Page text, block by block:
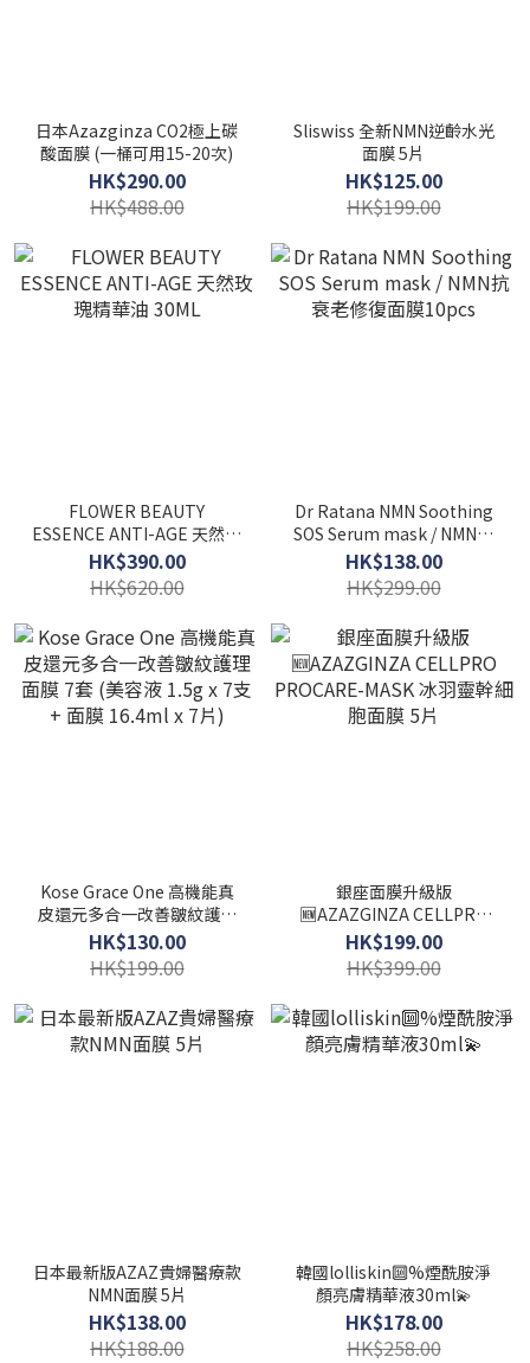
日本Azazginza CO2極上碳
酸面膜 (一桶可用15-20次)
HK$290.00
HK$488.00
Sliswiss 全新NMN逆齡水光
面膜 5片
HK$125.00
HK$199.00
FLOWER BEAUTY
ESSENCE ANTI-AGE 天然玫
瑰精華油 30ML
HK$390.00
HK$620.00
Dr Ratana NMN Soothing
SOS Serum mask / NMN抗
衰老修復面膜10pcs
HK$138.00
HK$299.00
Kose Grace One 高機能真
皮還元多合一改善皺紋護理
面膜 7套 (美容液 1.5g x 7支
+ 面膜 16.4ml x 7片)
HK$130.00
HK$199.00
銀座面膜升級版
🆕️AZAZGINZA CELLPRO
PROCARE-MASK 冰羽靈幹
細胞面膜 5片
HK$199.00
HK$399.00
日本最新版AZAZ貴婦醫療款
NMN面膜 5片
HK$138.00
HK$188.00
韓國lolliskin🔟%煙酰胺淨
顏亮膚精華液30ml💫
HK$178.00
HK$258.00